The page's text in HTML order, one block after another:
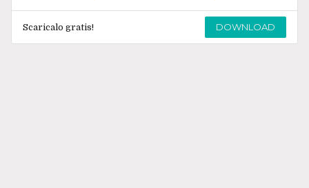
Scaricalo gratis! DOWNLOAD